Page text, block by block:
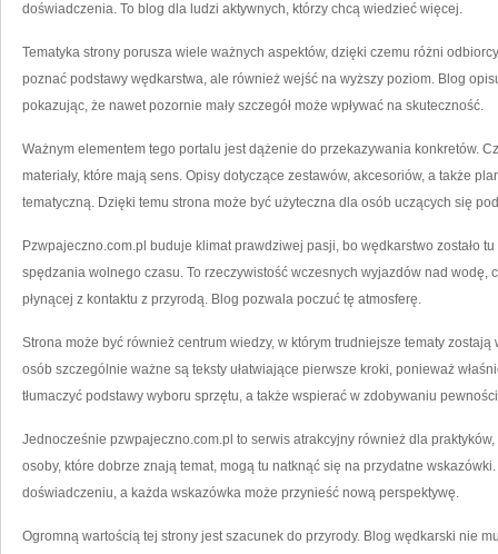
doświadczenia. To blog dla ludzi aktywnych, którzy chcą wiedzieć więcej.
Tematyka strony porusza wiele ważnych aspektów, dzięki czemu różni
poznać podstawy wędkarstwa, ale również wejść na wyższy poziom. Blog
pokazując, że nawet pozornie mały szczegół może wpływać na skuteczność.
Ważnym elementem tego portalu jest dążenie do przekazywania konkretów.
materiały, które mają sens. Opisy dotyczące zestawów, akcesoriów, a także
tematyczną. Dzięki temu strona może być użyteczna dla osób uczących się
Pzwpajeczno.com.pl buduje klimat prawdziwej pasji, bo wędkarstwo zostało
spędzania wolnego czasu. To rzeczywistość wczesnych wyjazdów nad
płynącej z kontaktu z przyrodą. Blog pozwala poczuć tę atmosferę.
Strona może być również centrum wiedzy, w którym trudniejsze tematy
osób szczególnie ważne są teksty ułatwiające pierwsze kroki, ponieważ
tłumaczyć podstawy wyboru sprzętu, a także wspierać w zdobywaniu
Jednocześnie pzwpajeczno.com.pl to serwis atrakcyjny również dla
osoby, które dobrze znają temat, mogą tu natknąć się na przydatne
doświadczeniu, a każda wskazówka może przynieść nową perspektywę.
Ogromną wartością tej strony jest szacunek do przyrody. Blog wędkarski nie